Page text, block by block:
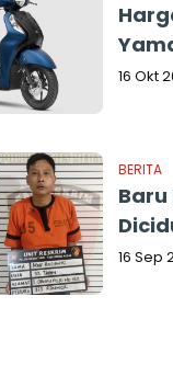
16 Okt
BERITA
16 Sep